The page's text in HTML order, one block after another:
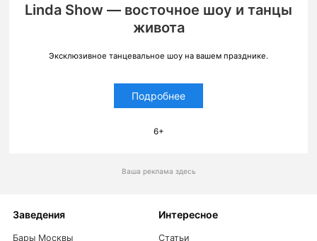
Linda Show — восточное шоу и танцы
живота
Эксклюзивное танцевальное шоу на вашем празднике.
Подробнее
6+
Ваша реклама здесь
Заведения
Бары Москвы
Интересное
Статьи